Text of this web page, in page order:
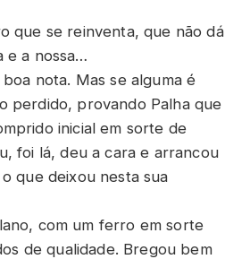
que se reinventa, que não dá
e a nossa…
nota. Mas se alguma é
perdido, provando Palha que
inicial em sorte de
foi lá, deu a cara e arrancou
que deixou nesta sua
com um ferro em sorte
de qualidade. Bregou bem